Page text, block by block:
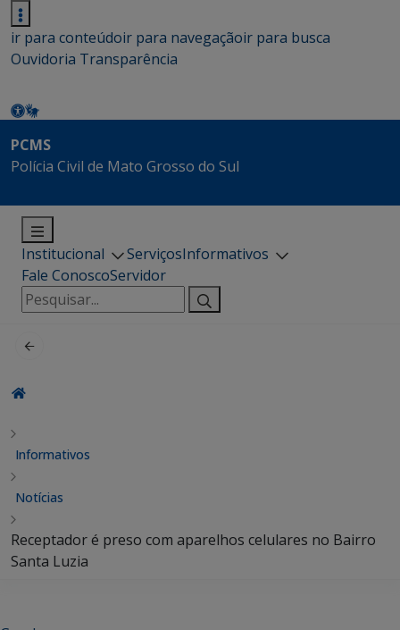
ir para conteúdoir para navegaçãoir para busca
Ouvidoria Transparência
PCMS
Polícia Civil de Mato Grosso do Sul
Institucional ServiçosInformativos
Fale ConoscoServidor
Pesquisar
por:
Informativos
Notícias
Receptador é preso com aparelhos celulares no Bairro
Santa Luzia